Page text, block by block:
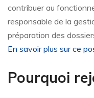
contribuer au
responsable de la
préparation des
En savoir plus sur ce
Pourquoi